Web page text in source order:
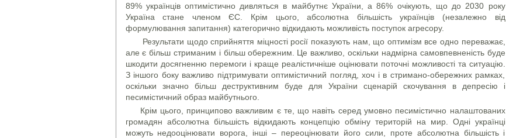
89% українців оптимістично дивляться в майбутнє України, а 86% очікують, що до 2030 року
Україна стане членом ЄС. Крім цього, абсолютна більшість українців (незалежно від
формулювання запитання) категорично відкидають можливість поступок агресору.
Результати щодо сприйняття міцності росії показують нам, що оптимізм все одно переважає,
але є більш стриманим і більш обережним. Це важливо, оскільки надмірна самовпевненість буде
шкодити досягненню перемоги і краще реалістичніше оцінювати поточні можливості та ситуацію.
З іншого боку важливо підтримувати оптимістичний погляд, хоч і в стримано-обережних рамках,
оскільки значно більш деструктивним буде для України сценарій скочування в депресію і
песимістичний образ майбутнього.
Крім цього, принципово важливим є те, що навіть серед умовно песимістично налаштованих
громадян абсолютна більшість відкидають концепцію обміну територій на мир. Одні українці
можуть недооцінювати ворога, інші – переоцінювати його сили, проте абсолютна більшість і